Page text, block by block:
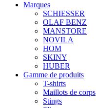
Marques
SCHIESSER
OLAF BENZ
MANSTORE
NOVILA
HOM
SKINY
HUBER
Gamme de produits
T-shirts
Maillots de corps
Stings